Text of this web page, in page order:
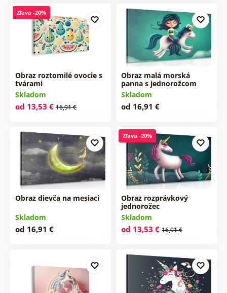
Zľava -20%
Obraz roztomilé ovocie s
tvárami
Skladom
od 13,53 € 16,91 €
Obraz malá morská
panna s jednorožcom
Skladom
od 16,91 €
Obraz dievča na mesiaci
Skladom
od 16,91 €
Zľava -20%
Obraz rozprávkový
jednorožec
Skladom
od 13,53 € 16,91 €